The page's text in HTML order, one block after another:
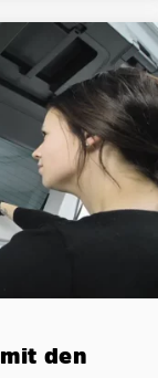
den